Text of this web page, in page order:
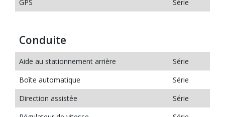
GPS Série
Conduite
Aide au stationnement arrière
Série
Boîte automatique
Série
Direction assistée
Série